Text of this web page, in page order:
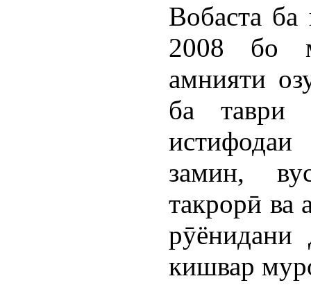
Вобаста
2008 бо
амнияти
ба таври
замин,
такрорӣ ва
рӯёнидани
кишвар